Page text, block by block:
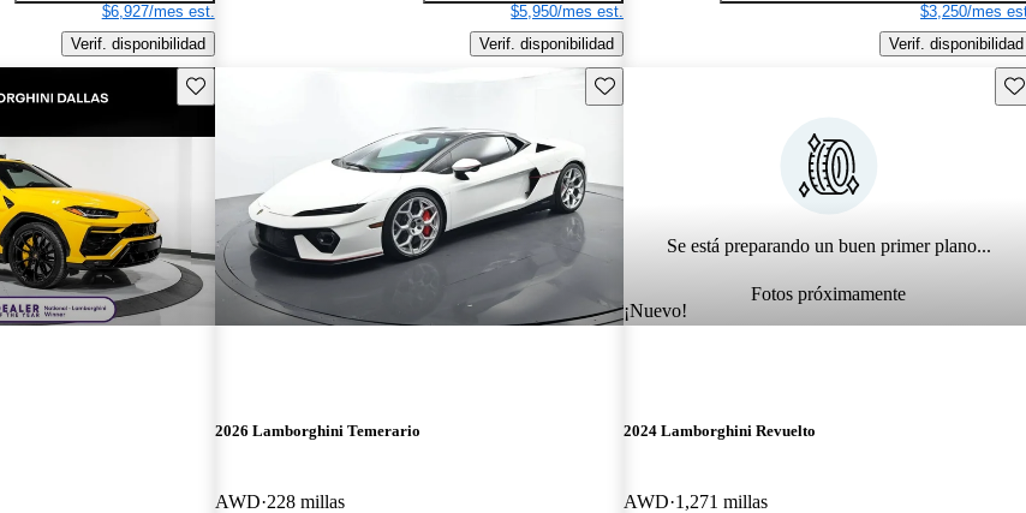
$6,927/mes est.
Verif. disponibilidad
$5,950/mes est.
Verif. disponibilidad
$3,250/mes
Verif. disponibilidad
Guarda este Aviso Guarda este Aviso
2026 Lamborghini Temerario
AWD 228 millas
Se está preparando un buen primer plano...
Fotos próximamente
¡Nuevo!
2024 Lamborghini Revuelto
AWD 1,271 millas